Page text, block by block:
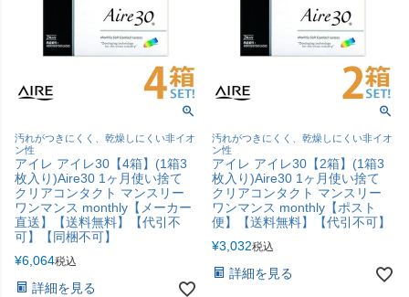
汚れがつきにくく、乾燥しにくい非イオ
ン性
アイレ アイレ30【4箱】(1箱3
枚入り)Aire30 1ヶ月使い捨て
クリアコンタクト マンスリー
ワンマンス monthly【メーカー
直送】【送料無料】【代引不
可】【同梱不可】
¥6,064税込
詳細を見る
汚れがつきにくく、乾燥しにくい非イオ
ン性
アイレ アイレ30【2箱】(1箱3
枚入り)Aire30 1ヶ月使い捨て
クリアコンタクト マンスリー
ワンマンス monthly【ポスト
便】【送料無料】【代引不可】
¥3,032税込
詳細を見る